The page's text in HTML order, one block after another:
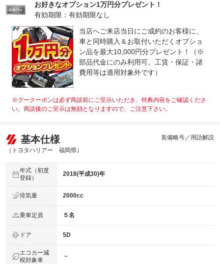
お好きなオプション1万円分プレゼント！
有効期限：有効期限なし
当店へご来店当日にご成約のお客様に、
車と同時購入＆お取付いただくオプショ
ン品を最大10,000円分プレゼント！（※
部品代金にのみ利用可。工賃・保証・諸
費用等は適用対象外です）
※グークーポンは必ず商談前にご呈示いただき、特典内容をご確認くださ
い。商談後のご呈示は無効となりますので、ご注意下さい。
基本仕様
（トヨタハリアー 福岡県）
装備略号／用語解説
年式（初度
登録）
2018(平成30)年
排気量 2000cc
乗車定員 ５名
ドア 5D
エコカー減
税対象車
－